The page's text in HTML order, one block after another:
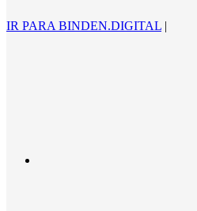
IR PARA BINDEN.DIGITAL |